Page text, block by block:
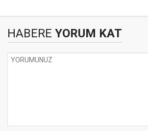
HABERE YORUM KAT